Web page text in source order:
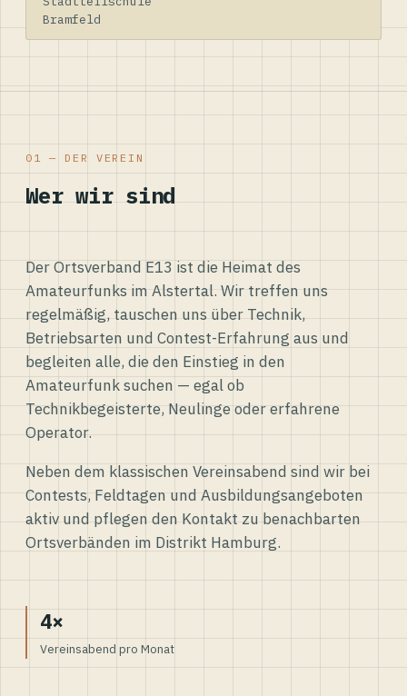
Bramfeld
01 — DER VEREIN
Wer wir sind
Der Ortsverband E13 ist die Heimat des
Amateurfunks im Alstertal. Wir treffen uns
regelmäßig, tauschen uns über Technik,
Betriebsarten und Contest-Erfahrung aus und
begleiten alle, die den Einstieg in den
Amateurfunk suchen — egal ob
Technikbegeisterte, Neulinge oder erfahrene
Operator.
Neben dem klassischen Vereinsabend sind wir bei
Contests, Feldtagen und Ausbildungsangeboten
aktiv und pflegen den Kontakt zu benachbarten
Ortsverbänden im Distrikt Hamburg.
4×
Vereinsabend pro Monat